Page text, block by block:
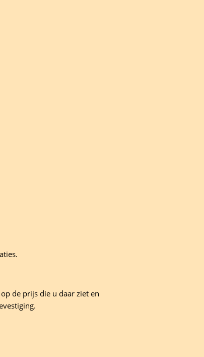
de prijs die u daar ziet en